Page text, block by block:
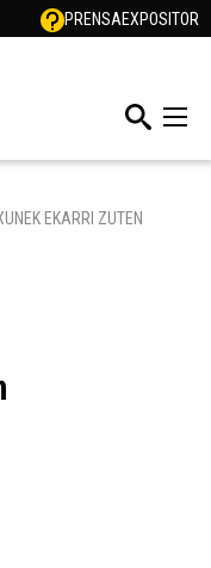
PRENSAEXPOSITOR
EKARRI ZUTEN